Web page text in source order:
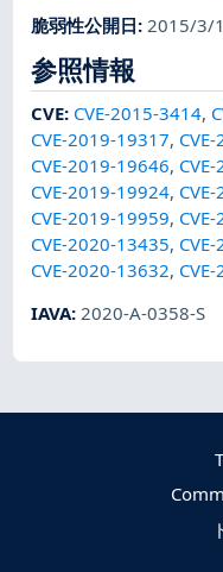
脆弱性公開日:2015/3/
参照情報
CVE: CVE-2015-3414,
CVE-2019-19317,
CVE-2019-19646,
CVE-2019-19924,
CVE-2019-19959,
CVE-2020-13435,
CVE-2020-13632,
IAVA:2020-A-0358-S